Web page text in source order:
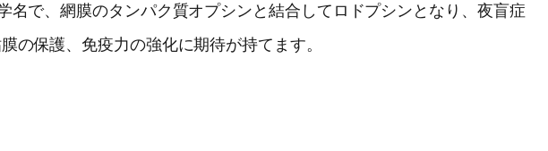
名で、網膜のタンパク質オプシンと結合してロドプシンとなり、夜盲症
の保護、免疫力の強化に期待が持てます。